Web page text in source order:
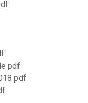
pdf
pdf